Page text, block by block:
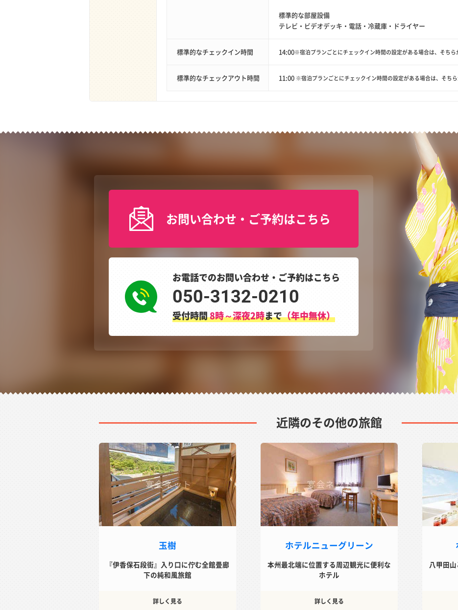
標準的な部屋設備
テレビ・ビデオデッキ・電話・冷蔵庫・ドライヤー
標準的なチェックイン時間 14:00※宿泊プランごとにチェックイン時間の設定がある場合は、そちら
標準的なチェックアウト時間 11:00 ※宿泊プランごとにチェックイン時間の設定がある場合は、そちら
お問い合わせ・ご予約はこちら
お電話でのお問い合わせ・ご予約はこちら
050-3132-0210
受付時間8時～深夜2時まで（年中無休）
近隣のその他の旅館
玉樹
『伊香保石段街』入り口に佇む全館畳廊
下の純和風旅館
詳しく見る
ホテルニューグリーン
本州最北端に位置する周辺観光に便利な
ホテル
詳しく見る
八甲田